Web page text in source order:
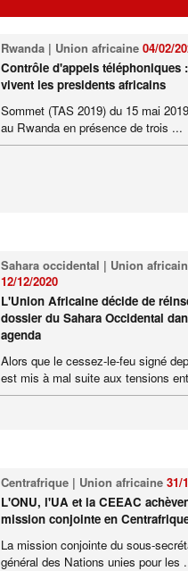
Rwanda | Union africaine 04/02/
Contrôle d'appels téléphoniques
vivent les presidents africains
Sommet (TAS 2019) du 15 mai
au Rwanda en présence de trois ...
Sahara occidental | Union
12/12/2020
L'Union Africaine décide de
dossier du Sahara Occidental
agenda
Alors que le cessez-le-feu signé
est mis à mal suite aux tensions
Centrafrique | Union africaine 31/
L'ONU, l'UA et la CEEAC
mission conjointe en
La mission conjointe du sous-
général des Nations unies pour les